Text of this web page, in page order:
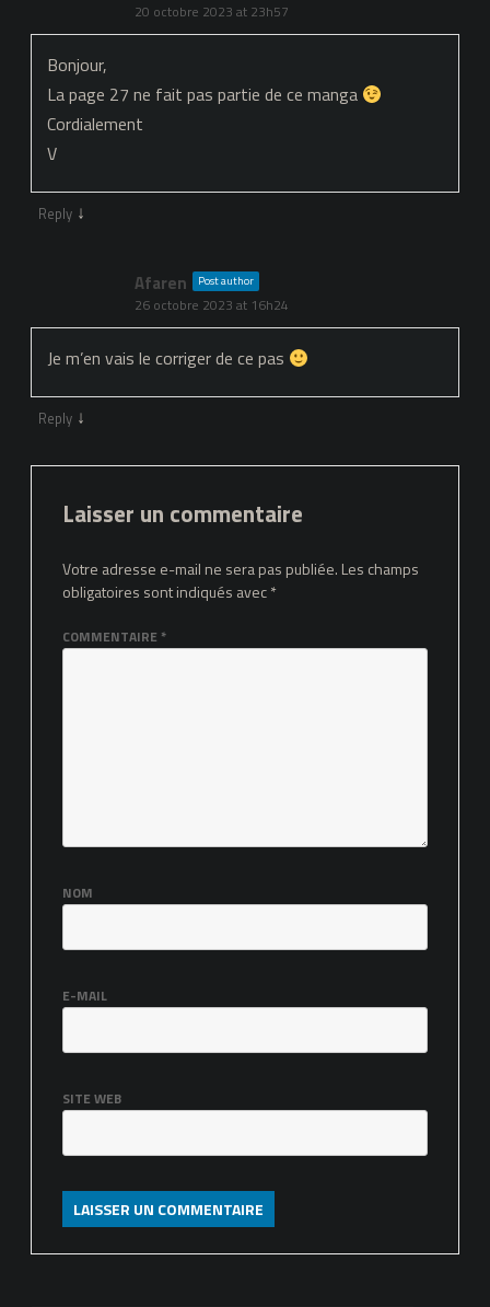
20 octobre 2023 at 23h57
Bonjour,
La page 27 ne fait pas partie de ce manga
Cordialement
V
Reply ↓
Afaren Post author
26 octobre 2023 at 16h24
Je m’en vais le corriger de ce pas
Reply ↓
Laisser un commentaire
Votre adresse e-mail ne sera pas publiée. Les champs
obligatoires sont indiqués avec*
COMMENTAIRE *
NOM
E-MAIL
SITE WEB